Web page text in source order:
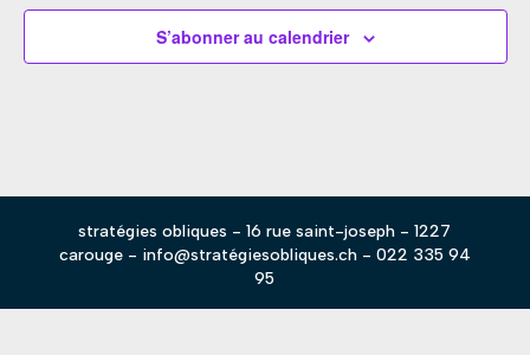
S’abonner au calendrier
stratégies obliques - 16 rue saint-joseph - 1227
carouge - info@stratégiesobliques.ch - 022 335 94
95